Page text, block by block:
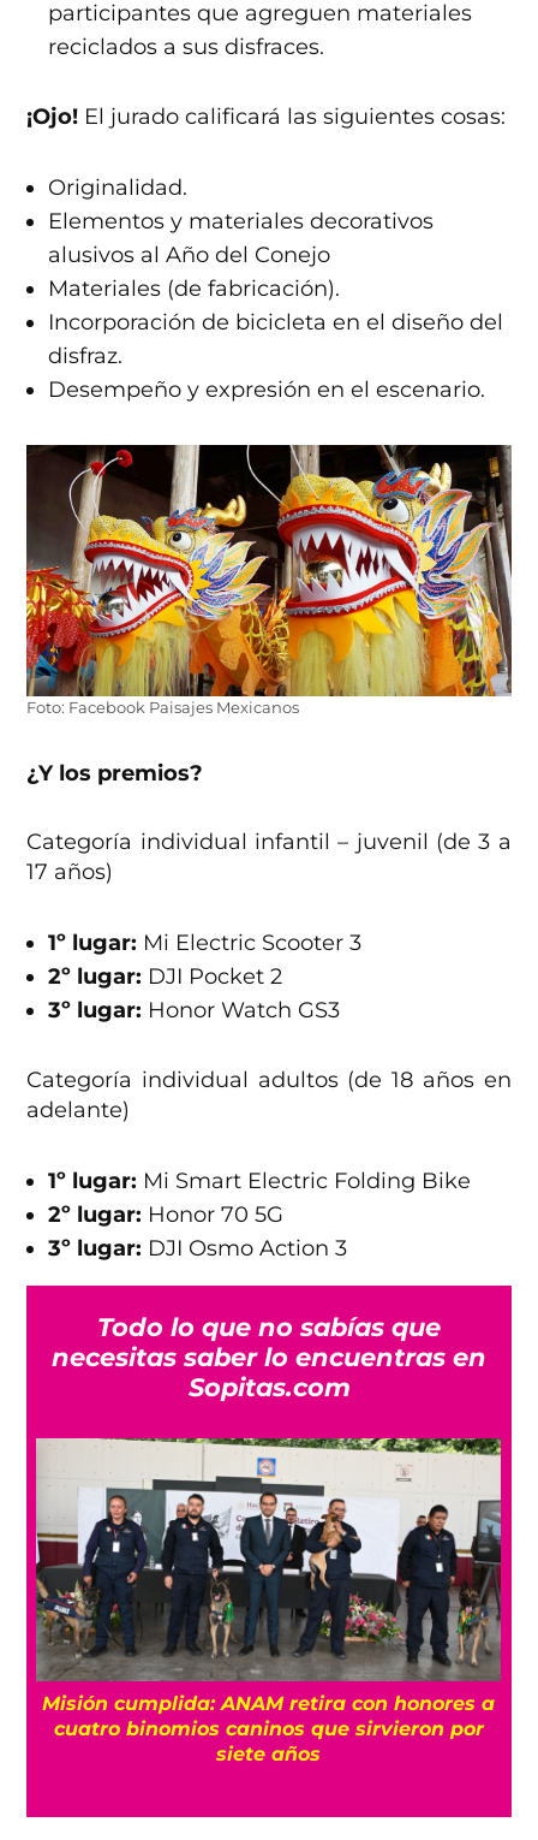
participantes que agreguen materiales
reciclados a sus disfraces.
¡Ojo! El jurado calificará las siguientes cosas:
Originalidad.
Elementos y materiales decorativos
alusivos al Año del Conejo
Materiales (de fabricación).
Incorporación de bicicleta en el diseño del
disfraz.
Desempeño y expresión en el escenario.
Foto: Facebook Paisajes Mexicanos
¿Y los premios?
Categoría individual infantil – juvenil (de 3 a
17 años)
1º lugar: Mi Electric Scooter 3
2º lugar: DJI Pocket 2
3º lugar: Honor Watch GS3
Categoría individual adultos (de 18 años en
adelante)
1º lugar: Mi Smart Electric Folding Bike
2º lugar: Honor 70 5G
3º lugar: DJI Osmo Action 3
Todo lo que no sabías que
necesitas saber lo encuentras en
Sopitas.com
Misión cumplida: ANAM retira con honores a
cuatro binomios caninos que sirvieron por
siete años